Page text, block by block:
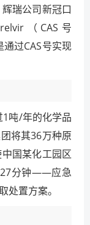
瑞公司新冠口
（CAS号
过CAS号实现
1吨/年的化学品
将其36万种原
国某化工园区
27分钟——应急
处置方案。